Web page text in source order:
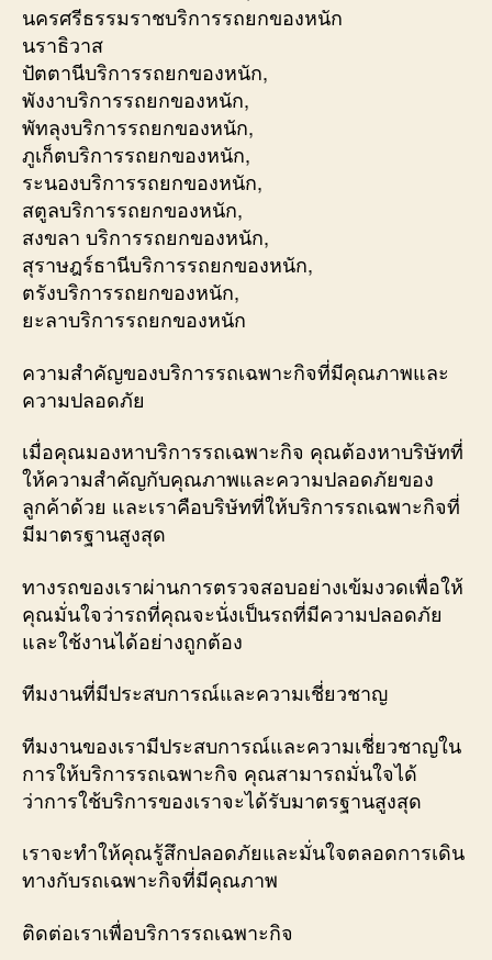
นครศรีธรรมราชบริการรถยกของหนัก
นราธิวาส
ปัตตานีบริการรถยกของหนัก,
พังงาบริการรถยกของหนัก,
พัทลุงบริการรถยกของหนัก,
ภูเก็ตบริการรถยกของหนัก,
ระนองบริการรถยกของหนัก,
สตูลบริการรถยกของหนัก,
สงขลา บริการรถยกของหนัก,
สุราษฎร์ธานีบริการรถยกของหนัก,
ตรังบริการรถยกของหนัก,
ยะลาบริการรถยกของหนัก
ความสำคัญของบริการรถเฉพาะกิจที่มีคุณภาพและ
ความปลอดภัย
เมื่อคุณมองหาบริการรถเฉพาะกิจ คุณต้องหาบริษัทที่
ให้ความสำคัญกับคุณภาพและความปลอดภัยของ
ลูกค้าด้วย และเราคือบริษัทที่ให้บริการรถเฉพาะกิจที่
มีมาตรฐานสูงสุด
ทางรถของเราผ่านการตรวจสอบอย่างเข้มงวดเพื่อให้
คุณมั่นใจว่ารถที่คุณจะนั่งเป็นรถที่มีความปลอดภัย
และใช้งานได้อย่างถูกต้อง
ทีมงานที่มีประสบการณ์และความเชี่ยวชาญ
ทีมงานของเรามีประสบการณ์และความเชี่ยวชาญใน
การให้บริการรถเฉพาะกิจ คุณสามารถมั่นใจได้
ว่าการใช้บริการของเราจะได้รับมาตรฐานสูงสุด
เราจะทำให้คุณรู้สึกปลอดภัยและมั่นใจตลอดการเดิน
ทางกับรถเฉพาะกิจที่มีคุณภาพ
ติดต่อเราเพื่อบริการรถเฉพาะกิจ